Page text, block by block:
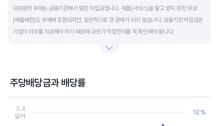
대부분의 부채는 금융기관에서 빌린 차입금입니다. 제품(서비스)을 팔고 받지 못한 외상
(매출채권)도 부채에 포함되지만, 일반적으로 큰 문제가 되지 않습니다. 금융기관 차입금은
기업이 이자를 지급해야 하기 때문에 규모가 적정한지를 꼭 확인해야 합니다.
비교해서 보는 것이 좋습니다. 그외 이자보상배율과 현금흐름표를 함께 체크하면, 부도
주당배당금과 배당률
Chart
Combination chart with 2 data series.
View as data table, Chart
0.4
달러
12 %